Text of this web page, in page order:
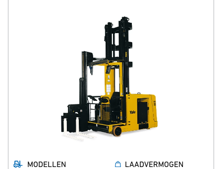
MODELLEN
LAADVERMOGEN